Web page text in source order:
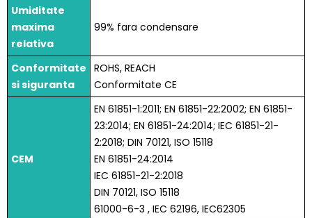
Umiditate
maxima
relativa
99% fara condensare
Conformitate
si siguranta
ROHS, REACH
Conformitate CE
CEM
EN 61851-1:2011; EN 61851-22:2002; EN 61851-
23:2014; EN 61851-24:2014; IEC 61851-21-
2:2018; DIN 70121, ISO 15118
EN 61851-24:2014
IEC 61851-21-2:2018
DIN 70121, ISO 15118
61000-6-3 , IEC 62196, IEC62305